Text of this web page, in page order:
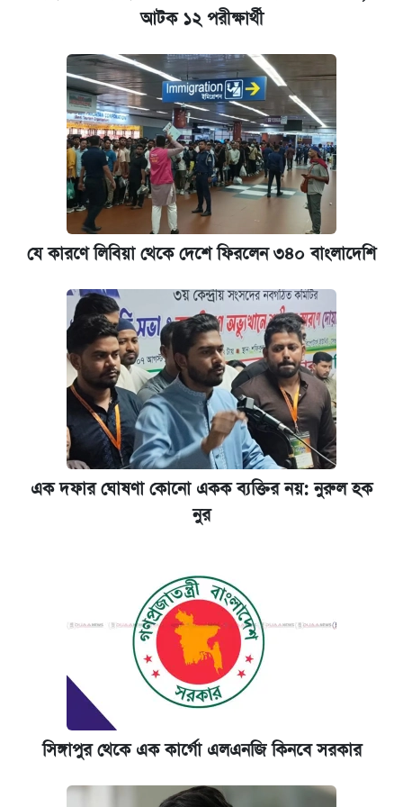
আটক ১২ পরীক্ষার্থী
যে কারণে লিবিয়া থেকে দেশে ফিরলেন ৩৪০ বাংলাদেশি
এক দফার ঘোষণা কোনো একক ব্যক্তির নয়: নুরুল হক
নুর
সিঙ্গাপুর থেকে এক কার্গো এলএনজি কিনবে সরকার